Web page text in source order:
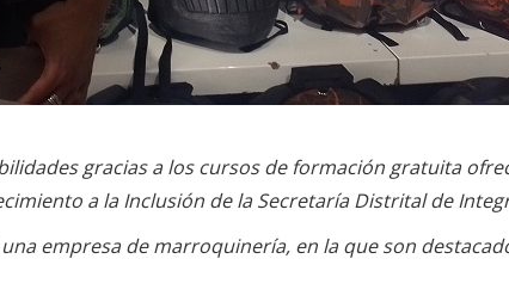
gracias a los cursos de formación gratuita
a la Inclusión de la Secretaría Distrital de
empresa de marroquinería, en la que son